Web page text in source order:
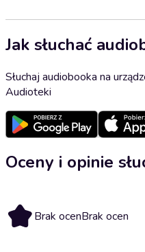
Jak słuchać
Słuchaj audiobooka na
Audioteki
Oceny i opinie
Brak ocenBrak ocen